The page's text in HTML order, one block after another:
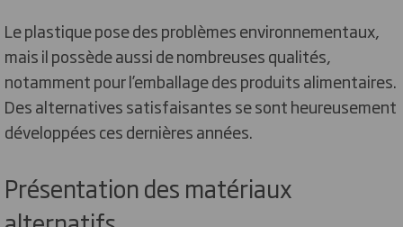
Le plastique pose des problèmes environnementaux,
mais il possède aussi de nombreuses qualités,
notamment pour l’emballage des produits alimentaires.
Des alternatives satisfaisantes se sont heureusement
développées ces dernières années.
Présentation des matériaux